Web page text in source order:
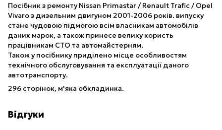
Посібник з ремонту Nissan Primastar / Renault Trafic / Opel
Vivaro з дизельним двигуном 2001-2006 років. випуску
стане чудовою підмогою всім власникам автомобілів
даних марок, а також принесе велику користь
працівникам СТО та автомайстерням.
Також у посібнику приділено місце особливостям
технічного обслуговування та експлуатації даного
автотранспорту.
296 сторінок, м'яка обкладинка.
Відгуки